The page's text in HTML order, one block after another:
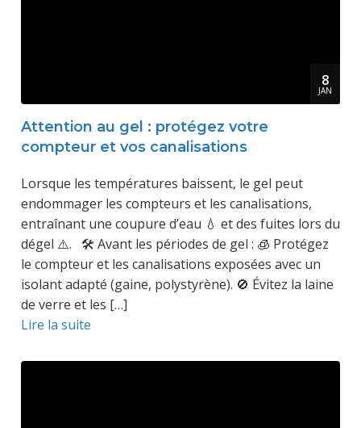
8
JAN
Attention au gel : protégez votre
compteur et vos canalisations
Lorsque les températures baissent, le gel peut
endommager les compteurs et les canalisations,
entraînant une coupure d’eau 💧 et des fuites lors du
dégel ⚠️. 🛠️ Avant les périodes de gel : 🧊 Protégez
le compteur et les canalisations exposées avec un
isolant adapté (gaine, polystyrène). 🚫 Évitez la laine
de verre et les […]
Lire la suite